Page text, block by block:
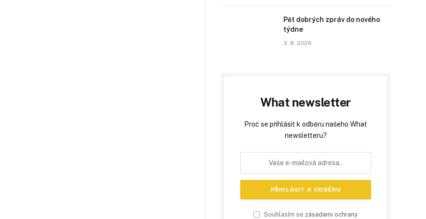
Pět dobrých zpráv do nového
týdne
3. 8. 2026
What newsletter
Proč se přihlásit k odběru našeho What
newsletteru?
Souhlasím se zásadami ochrany